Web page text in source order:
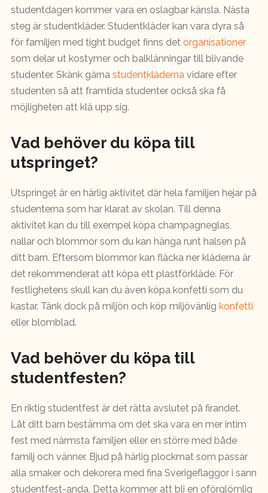
studentdagen kommer vara en oslagbar känsla. Nästa
steg är studentkläder. Studentkläder kan vara dyra så
för familjen med tight budget finns det organisationer
som delar ut kostymer och balklänningar till blivande
studenter. Skänk gärna studentklädernavidare efter
studenten så att framtida studenter också ska få
möjligheten att klä upp sig.
Vad behöver du köpa till
utspringet?
Utspringet är en härlig aktivitet där hela familjen hejar på
studenterna som har klarat av skolan. Till denna
aktivitet kan du till exempel köpa champagneglas,
nallar och blommor som du kan hänga runt halsen på
ditt barn. Eftersom blommor kan fläcka ner kläderna är
det rekommenderat att köpa ett plastförkläde. För
festlighetens skull kan du även köpa konfetti som du
kastar. Tänk dock på miljön och köp miljövänlig konfetti
eller blomblad.
Vad behöver du köpa till
studentfesten?
En riktig studentfest är det rätta avslutet på firandet.
Låt ditt barn bestämma om det ska vara en mer intim
fest med närmsta familjen eller en större med både
familj och vänner. Bjud på härlig plockmat som passar
alla smaker och dekorera med fina Sverigeflaggor i sann
studentfest-anda. Detta kommer att bli en oförglömlig